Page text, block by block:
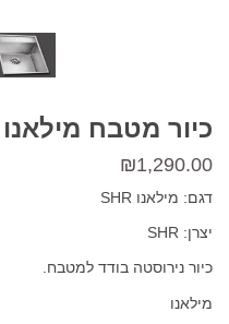
כיור מטבח
₪1,290.00
דגם: מילאנו SHR
יצרן: SHR
כיור נירוסטה בודד למטבח.
מילאנו